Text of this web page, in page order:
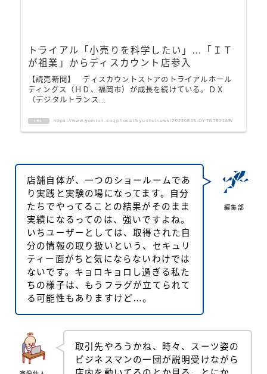
トライアル「小売りを科学したい」…「ＩＴ
が祖業」からディスカウント店参入
【読売新聞】 ディスカウントストアのトライアルホール
ディングス（ＨＤ、福岡市）が成長を続けている。ＤＸ
（デジタルトランス...
URL https://www.yomiuri.co.jp/local/kyushu/news/20230615-OYTNT50189/
編集部
店舗自体が、一つのショールームであ
り実践と実験の場になってます。自分
たちでやってることの結果がそのまま
実績になるってのは、強いですよね。
いちユーザーとしては、取得された自
分の情報の取り扱いという、セキュリ
ティー面がちと気にならないわけでは
ないです。キョロキョロし過ぎる私た
ちの様子は、もうフラグが立てられて
る可能性もありますけど…。
取引先やろうかね、時々、スーツ姿の
ビジネスマンの一団が説明受けながら